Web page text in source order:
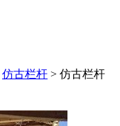
仿古栏杆 > 仿古栏杆